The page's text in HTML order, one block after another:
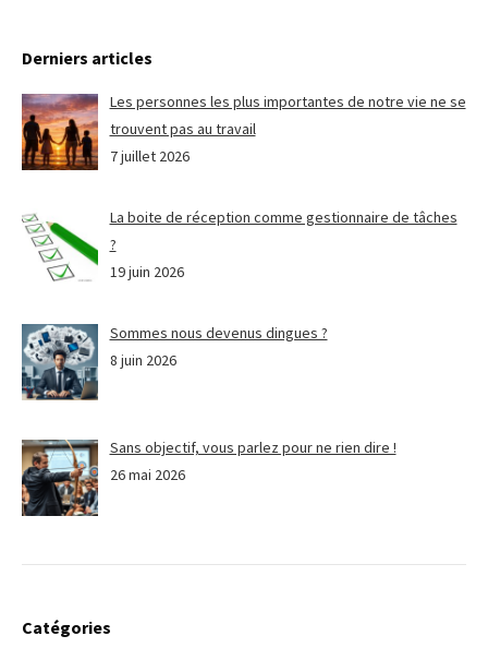
Derniers articles
Les personnes les plus importantes de notre vie ne se
trouvent pas au travail
7 juillet 2026
La boite de réception comme gestionnaire de tâches
?
19 juin 2026
Sommes nous devenus dingues ?
8 juin 2026
Sans objectif, vous parlez pour ne rien dire !
26 mai 2026
Catégories